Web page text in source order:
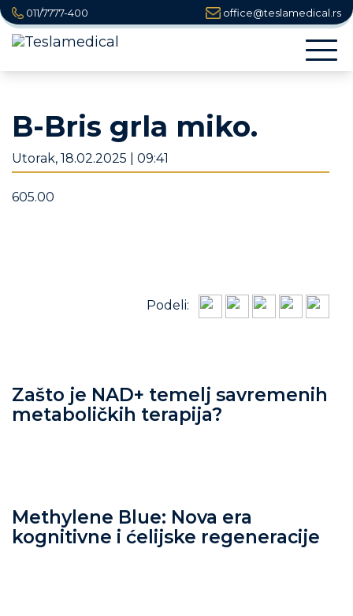
011/7777-400 office@teslamedical.rs
B-Bris grla miko.
Utorak, 18.02.2025 | 09:41
605.00
Podeli:
Zašto je NAD+ temelj savremenih
metaboličkih terapija?
Methylene Blue: Nova era
kognitivne i ćelijske regeneracije